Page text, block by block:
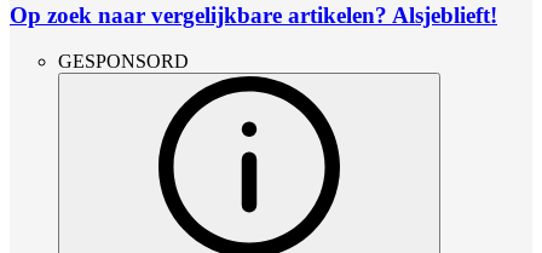
Op zoek naar vergelijkbare artikelen? Alsjeblieft!
GESPONSORD